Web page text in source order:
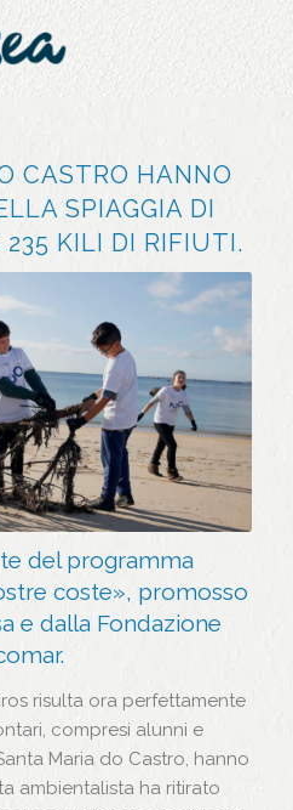
CASTRO HANNO
SPIAGGIA DI
235 KILI DI RIFIUTI.
del programma
coste», promosso
e dalla Fondazione
risulta ora perfettamente
compresi alunni e
Maria do Castro, hanno
ambientalista ha ritirato